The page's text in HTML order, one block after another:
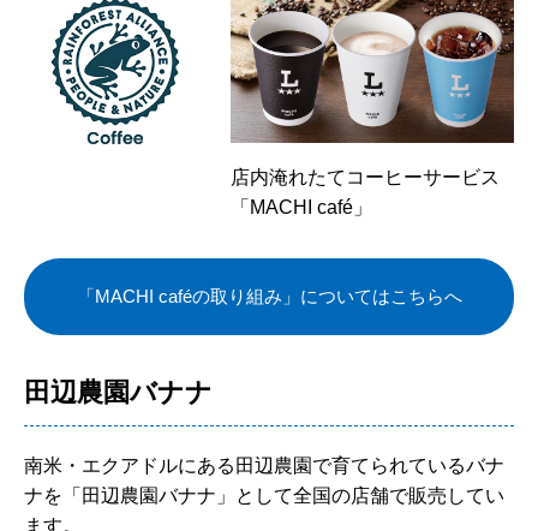
店内淹れたてコーヒーサービス
「MACHI café」
「MACHI caféの取り組み」についてはこちらへ
田辺農園バナナ
南米・エクアドルにある田辺農園で育てられているバナ
ナを「田辺農園バナナ」として全国の店舗で販売してい
ます。